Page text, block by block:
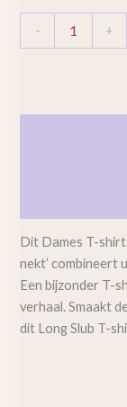
- +
Dit Dames T-shirt
nekt’ combineert
Een bijzonder T-
verhaal. Smaakt
dit Long Slub T-